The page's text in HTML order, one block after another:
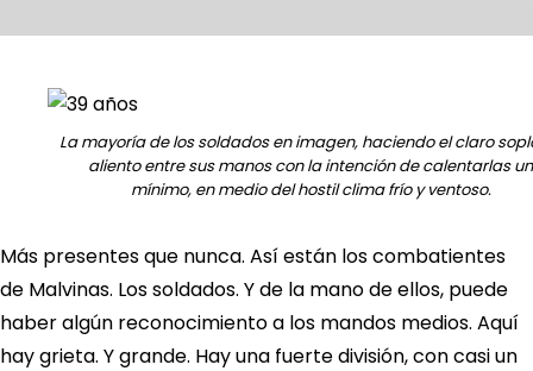
La mayoría de los soldados en imagen, haciendo el claro
aliento entre sus manos con la intención de calentarlas un
mínimo, en medio del hostil clima frío y ventoso.
Más presentes que nunca. Así están los combatientes
de Malvinas. Los soldados. Y de la mano de ellos, puede
haber algún reconocimiento a los mandos medios. Aquí
hay grieta. Y grande. Hay una fuerte división, con casi un